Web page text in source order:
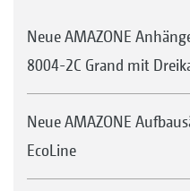
Neue AMAZONE
8004-2C Grand mit
Neue AMAZONE
EcoLine